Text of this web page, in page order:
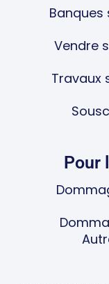
Vendre
Travaux
Pour